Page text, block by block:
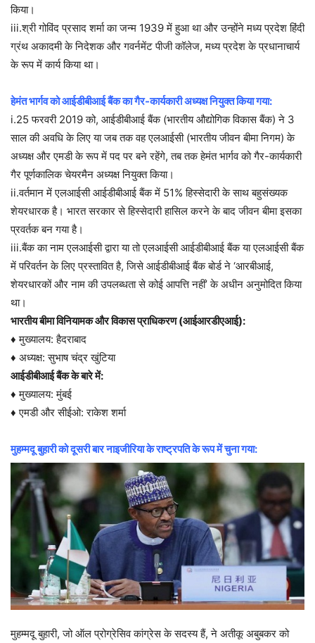
किया।
iii.श्री गोविंद प्रसाद शर्मा का जन्म 1939 में हुआ था और उन्होंने मध्य प्रदेश हिंदी
ग्रंथ अकादमी के निदेशक और गवर्नमेंट पीजी कॉलेज, मध्य प्रदेश के प्रधानाचार्य
के रूप में कार्य किया था।
हेमंत भार्गव को आईडीबीआई बैंक का गैर-कार्यकारी अध्यक्ष नियुक्त किया गया:
i.25 फरवरी 2019 को, आईडीबीआई बैंक (भारतीय औद्योगिक विकास बैंक) ने 3
साल की अवधि के लिए या जब तक वह एलआईसी (भारतीय जीवन बीमा निगम) के
अध्यक्ष और एमडी के रूप में पद पर बने रहेंगे, तब तक हेमंत भार्गव को गैर-कार्यकारी
गैर पूर्णकालिक चेयरमैन अध्यक्ष नियुक्त किया।
ii.वर्तमान में एलआईसी आईडीबीआई बैंक में 51% हिस्सेदारी के साथ बहुसंख्यक
शेयरधारक है। भारत सरकार से हिस्सेदारी हासिल करने के बाद जीवन बीमा इसका
प्रवर्तक बन गया है।
iii.बैंक का नाम एलआईसी द्वारा या तो एलआईसी आईडीबीआई बैंक या एलआईसी बैंक
में परिवर्तन के लिए प्रस्तावित है, जिसे आईडीबीआई बैंक बोर्ड ने ‘आरबीआई,
शेयरधारकों और नाम की उपलब्धता से कोई आपत्ति नहीं’ के अधीन अनुमोदित किया
था।
भारतीय बीमा विनियामक और विकास प्राधिकरण (आईआरडीएआई):
♦ मुख्यालय: हैदराबाद
♦ अध्यक्ष: सुभाष चंद्र खुंटिया
आईडीबीआई बैंक के बारे में:
♦ मुख्यालय: मुंबई
♦ एमडी और सीईओ: राकेश शर्मा
मुहम्मदू बुहारी को दूसरी बार नाइजीरिया के राष्ट्रपति के रूप में चुना गया:
मुहम्मदू बुहारी, जो ऑल प्रोग्रेसिव कांग्रेस के सदस्य हैं, ने अतीकू अबुबकर को